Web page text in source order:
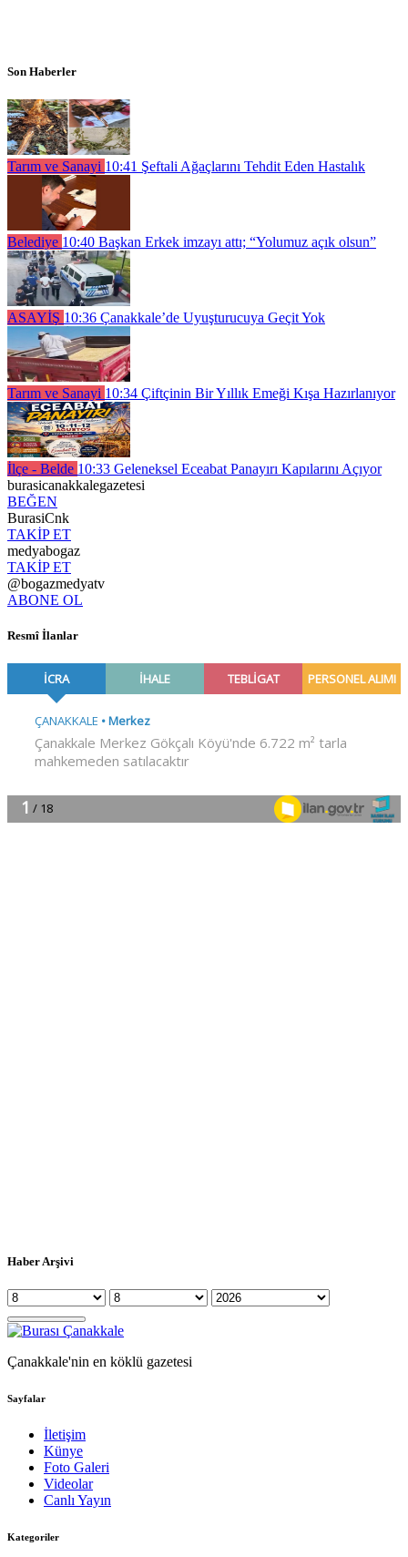
Son Haberler
Tarım ve Sanayi 10:41 Şeftali Ağaçlarını Tehdit Eden Hastalık
Belediye 10:40 Başkan Erkek imzayı attı; “Yolumuz açık olsun”
ASAYİŞ 10:36 Çanakkale’de Uyuşturucuya Geçit Yok
Tarım ve Sanayi 10:34 Çiftçinin Bir Yıllık Emeği Kışa Hazırlanıyor
İlçe - Belde 10:33 Geleneksel Eceabat Panayırı Kapılarını Açıyor
burasicanakkalegazetesi
BEĞEN
BurasiCnk
TAKİP ET
medyabogaz
TAKİP ET
@bogazmedyatv
ABONE OL
Resmî İlanlar
Haber Arşivi
Çanakkale'nin en köklü gazetesi
Sayfalar
İletişim
Künye
Foto Galeri
Videolar
Canlı Yayın
Kategoriler